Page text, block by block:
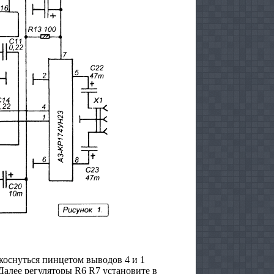
пинцетом выводов 4 и 1
регуляторы R6 R7 установите в